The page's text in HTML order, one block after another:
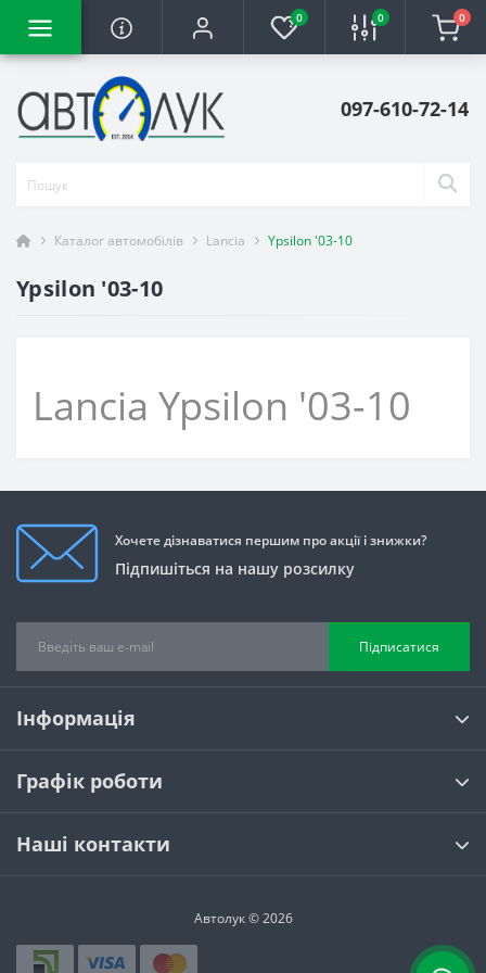
0 0 0
097-610-72-14
Каталог автомобілів Lancia Ypsilon '03-10
Ypsilon '03-10
Lancia Ypsilon '03-10
Хочете дізнаватися першим про акції і знижки?
Підпишіться на нашу розсилку
Підписатися
Інформація
Графік роботи
Наші контакти
Автолук © 2026